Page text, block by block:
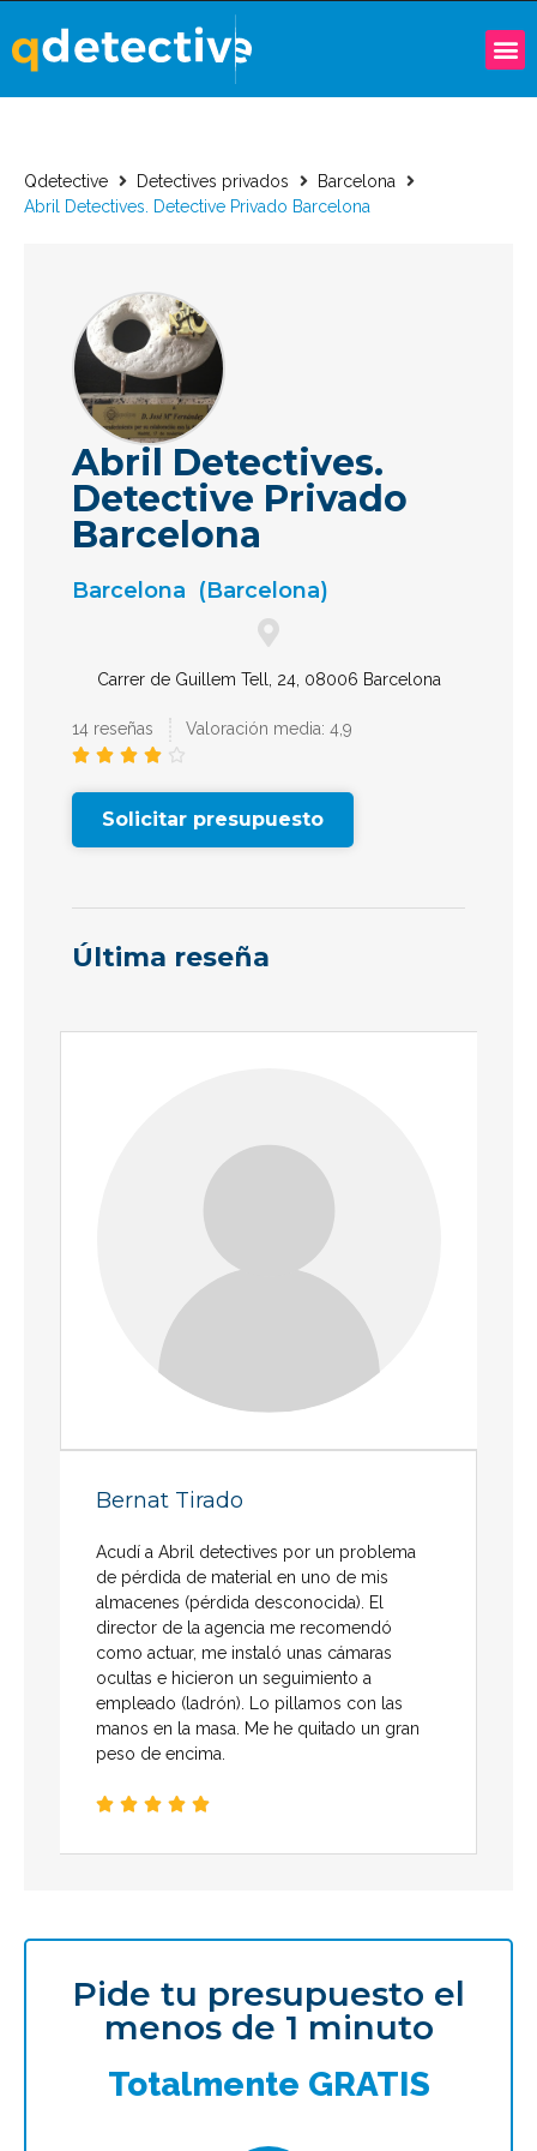
Qdetective Detectives privados
Barcelona
Abril Detectives. Detective Privado Barcelona
Abril Detectives.
Detective Privado
Barcelona
Barcelona (Barcelona)
Carrer de Guillem Tell, 24, 08006 Barcelona
14 reseñas Valoración media: 4,9
    
Solicitar presupuesto
Última reseña
Bernat Tirado
Acudí a Abril detectives por un problema
de pérdida de material en uno de mis
almacenes (pérdida desconocida). El
director de la agencia me recomendó
como actuar, me instaló unas cámaras
ocultas e hicieron un seguimiento a
empleado (ladrón). Lo pillamos con las
manos en la masa. Me he quitado un gran
peso de encima.
    
Pide tu presupuesto el
menos de 1 minuto
Totalmente GRATIS